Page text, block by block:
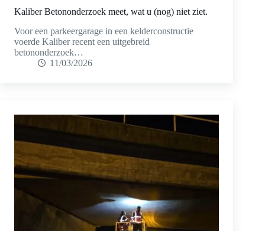
Kaliber Betononderzoek meet, wat u (nog) niet ziet.
Voor een parkeergarage in een kelderconstructie
voerde Kaliber recent een uitgebreid
betononderzoek…
11/03/2026